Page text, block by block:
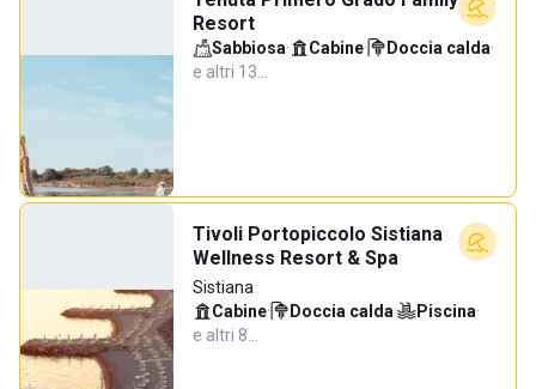
Resort
Sabbiosa· Cabine· Doccia calda·
e altri 13…
Tivoli Portopiccolo Sistiana
Wellness Resort & Spa
Sistiana
Cabine· Doccia calda· Piscina·
e altri 8…